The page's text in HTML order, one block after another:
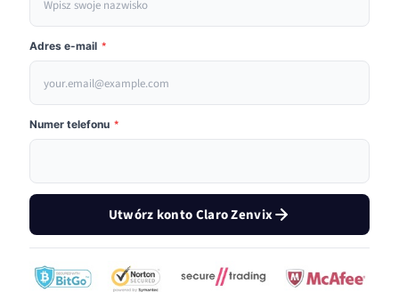
Adres e-mail *
Numer telefonu *
Utwórz konto Claro Zenvix